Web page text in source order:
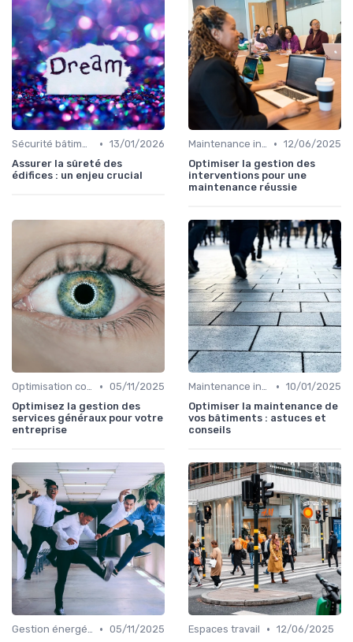
Sécurité bâtiments • 13/01/2026
Assurer la sûreté des
édifices : un enjeu crucial
Maintenance infrastructures • 12/06/2025
Optimiser la gestion des
interventions pour une
maintenance réussie
Optimisation coûts • 05/11/2025
Optimisez la gestion des
services généraux pour votre
entreprise
Maintenance infrastructures • 10/01/2025
Optimiser la maintenance de
vos bâtiments : astuces et
conseils
Gestion énergétique • 05/11/2025
Espaces travail • 12/06/2025